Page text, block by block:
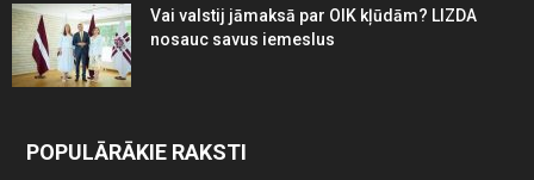
Vai valstij jāmaksā par OIK kļūdām? LIZDA
nosauc savus iemeslus
POPULĀRĀKIE RAKSTI